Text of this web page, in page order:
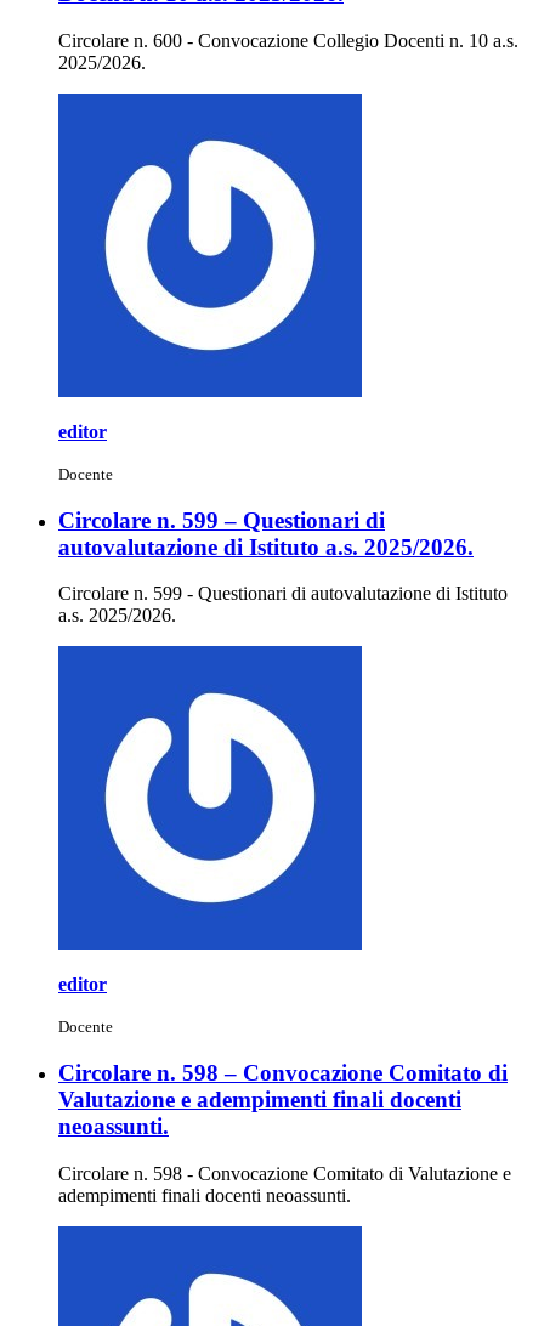
Circolare n. 600 - Convocazione Collegio Docenti n. 10 a.s.
2025/2026.
editor
Docente
Circolare n. 599 – Questionari di
autovalutazione di Istituto a.s. 2025/2026.
Circolare n. 599 - Questionari di autovalutazione di Istituto
a.s. 2025/2026.
editor
Docente
Circolare n. 598 – Convocazione Comitato di
Valutazione e adempimenti finali docenti
neoassunti.
Circolare n. 598 - Convocazione Comitato di Valutazione e
adempimenti finali docenti neoassunti.